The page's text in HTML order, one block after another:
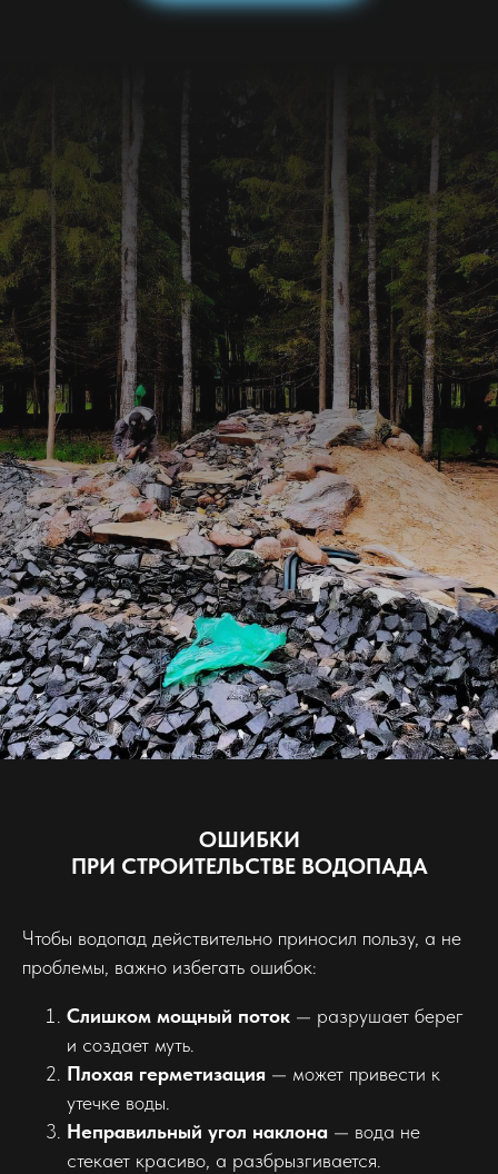
ОШИБКИ
ПРИ СТРОИТЕЛЬСТВЕ ВОДОПАДА
Чтобы водопад действительно приносил пользу, а не
проблемы, важно избегать ошибок:
Слишком мощный поток — разрушает берег
и создает муть.
Плохая герметизация — может привести к
утечке воды.
Неправильный угол наклона — вода не
стекает красиво, а разбрызгивается.